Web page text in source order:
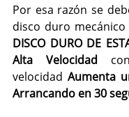
Por esa razón se
DISCO DURO DE
Alta Velocidad
velocidad Aumenta
Arrancando en 30